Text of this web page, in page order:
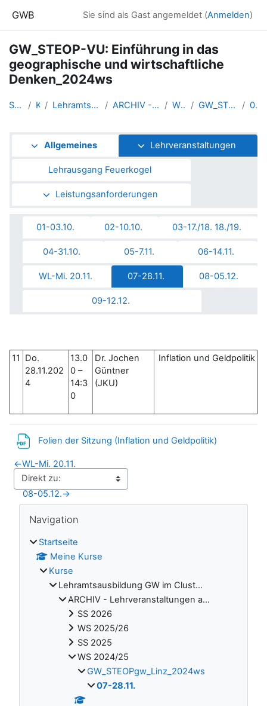
GWB Sie sind als Gast angemeldet (Anmelden)
GW_STEOP-VU: Einführung in das
geographische und wirtschaftliche
Denken_2024ws
Startseite Kurse Lehramtsausbildung GW im Clust... ARCHIV - Lehrveranstaltungen a... WS 2024/25 GW_STEOPgw_Linz_2024ws 07-28.11.
Abschnittsübersicht
Allgemeines Lehrveranstaltungen
Lehrausgang Feuerkogel
Leistungsanforderungen
01-03.10. 02-10.10. 03-17./18. 18./19.
04-31.10. 05-7.11. 06-14.11.
WL-Mi. 20.11. 07-28.11. 08-05.12.
09-12.12.
11
Do.
28.11.202
4
13.0
0 –
14:3
0
Dr. Jochen
Güntner
(JKU)
Inflation und Geldpolitik
Folien der Sitzung (Inflation und Geldpolitik)
←WL-Mi. 20.11.
→
08-05.12.
Blöcke
Navigation
Startseite
Meine Kurse
Kurse
Lehramtsausbildung GW im Clust...
ARCHIV - Lehrveranstaltungen a...
SS 2026
WS 2025/26
SS 2025
WS 2024/25
GW_STEOPgw_Linz_2024ws
07-28.11.